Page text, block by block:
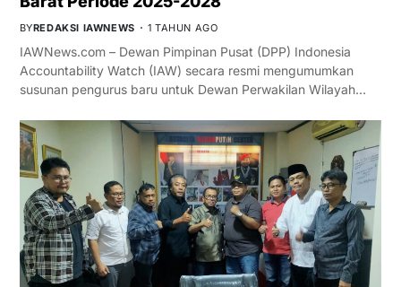
BYREDAKSI IAWNEWS 1 TAHUN AGO
IAWNews.com – Dewan Pimpinan Pusat (DPP) Indonesia
Accountability Watch (IAW) secara resmi mengumumkan
susunan pengurus baru untuk Dewan Perwakilan Wilayah…